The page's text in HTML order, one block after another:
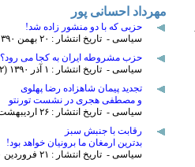
مهرداد احسانی پور
حزبی که با دو منشور زاده شد!
سیاسی - تاریخ انتشار : ۲۰ بهمن ۱٣۹۰ (۹ فوريه ۲۰۱۲)
حزب مشروطه ایران به کجا می رود؟
سیاسی - تاریخ انتشار : ۱ آذر ۱٣۹۰ (۲۲ نوامبر ۲۰۱۱)
تجدید پیمان شاهزاده رضا پهلوی
و مصطفی هجری در نشست تورنتو
سیاسی - تاریخ انتشار : ۲۶ ارديبهشت ۱٣۹۰ (۱۶ می ۲۰۱۱)
رقابت با جنبش سبز
بدترین ارمغان ما برونیان خواهد بود!
سیاسی - تاریخ انتشار : ۲۱ فروردين ۱٣۹۰ (۱۰ آوريل ۲۰۱۱)